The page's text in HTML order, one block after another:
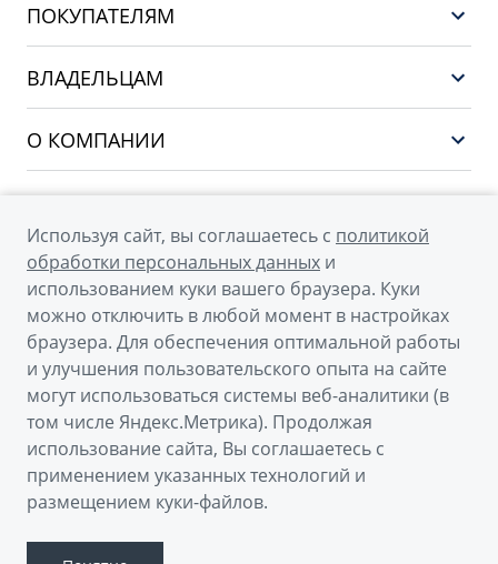
EX5
PREFACE
CITYRAY
ATLAS
OKAVANGO
MONJARO
ПОКУПАТЕЛЯМ
ВЛАДЕЛЬЦАМ
О КОМПАНИИ
Новости
Наша команда
Правовая информация
Контакты
Мы в соцсетях
© 2026
Официальный сайт Geely в России
Политика обработки персональных данных
Правовая информация
Используя сайт, вы соглашаетесь с политикой
обработки персональных данных и
использованием куки вашего браузера. Куки
можно отключить в любой момент в настройках
браузера. Для обеспечения оптимальной работы
и улучшения пользовательского опыта на сайте
могут использоваться системы веб-аналитики (в
том числе Яндекс.Метрика). Продолжая
использование сайта, Вы соглашаетесь с
применением указанных технологий и
размещением куки-файлов.